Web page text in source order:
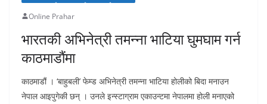
Online Prahar
भारतकी अभिनेत्री तमन्ना भाटिया घुमघाम गर्न
काठमाडौंमा
काठमाडौं । ‘बाहुबली’ फेम्ड अभिनेत्री तमन्ना भाटिया होलीको बिदा मनाउन
नेपाल आइपुगेकी छन् । उनले इन्स्टाग्राम एकाउन्टमा नेपालमा होली मनाएको